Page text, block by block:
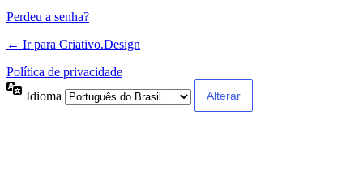
Perdeu a senha?
← Ir para Criativo.Design
Política de privacidade
Idioma